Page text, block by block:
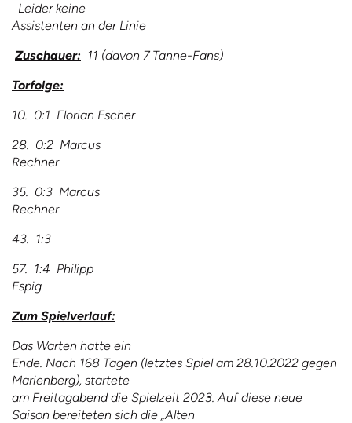
Leider keine
Assistenten an der Linie
Zuschauer: 11 (davon 7 Tanne-Fans)
Torfolge:
10. 0:1 Florian Escher
28. 0:2 Marcus
Rechner
35. 0:3 Marcus
Rechner
43. 1:3
57. 1:4 Philipp
Espig
Zum Spielverlauf:
Das Warten hatte ein
Ende. Nach 168 Tagen (letztes Spiel am 28.10.2022 gegen
Marienberg), startete
am Freitagabend die Spielzeit 2023. Auf diese neue
Saison bereiteten sich die „Alten